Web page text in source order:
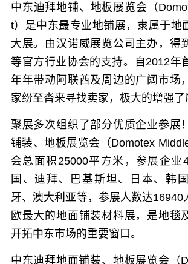
中东迪拜地铺、地板展览会（
t）是中东最专业地铺展，隶属于地
大展。由汉诺威展览公司主办，得
等官方行业协会的支持。自2012年
年年带动阿联酋及周边的广阔市场
家纷至沓来寻找卖家，极大的增强了
聚展多次组织了部分优质企业参展
铺装、地板展览会（Domotex
会总面积25000平方米，参展企业
国、迪拜、巴基斯坦、日本、韩
牙、澳大利亚等，参展人数达16940
欧最大的地面铺装材料展，是地毯
开拓中东市场的重要窗口。
中东迪拜地面铺装、地板展览会（